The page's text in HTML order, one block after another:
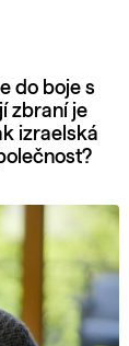
do boje s
zbraní je
izraelská